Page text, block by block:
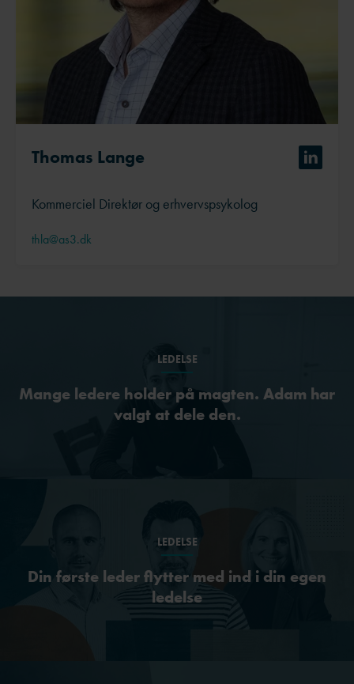
Thomas Lange
Kommerciel Direktør og erhvervspsykolog
thla@as3.dk
LEDELSE
Mange ledere holder på magten. Adam har
valgt at dele den.
LEDELSE
Din første leder flytter med ind i din egen
ledelse